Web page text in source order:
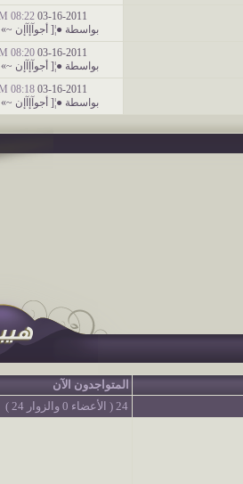
03-16-2011
08:22 PM
بواسطة ●¦[ أجوآإآإن ~»
03-16-2011
08:20 PM
بواسطة ●¦[ أجوآإآإن ~»
03-16-2011
08:18 PM
بواسطة ●¦[ أجوآإآإن ~»
المتواجدون الآن
24 ( الأعضاء 0 والزوار 24 )